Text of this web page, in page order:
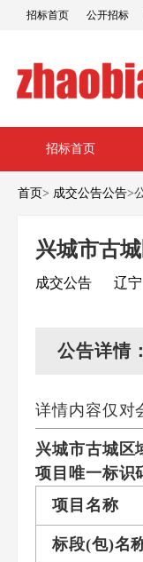
招标首页 公开招标
招标首页
首页> 成交公告公告>
兴城市古
成交公告 辽宁
公告详情：
详情内容仅对
兴城市古城区
项目唯一标识
项目名称
标段(包)名